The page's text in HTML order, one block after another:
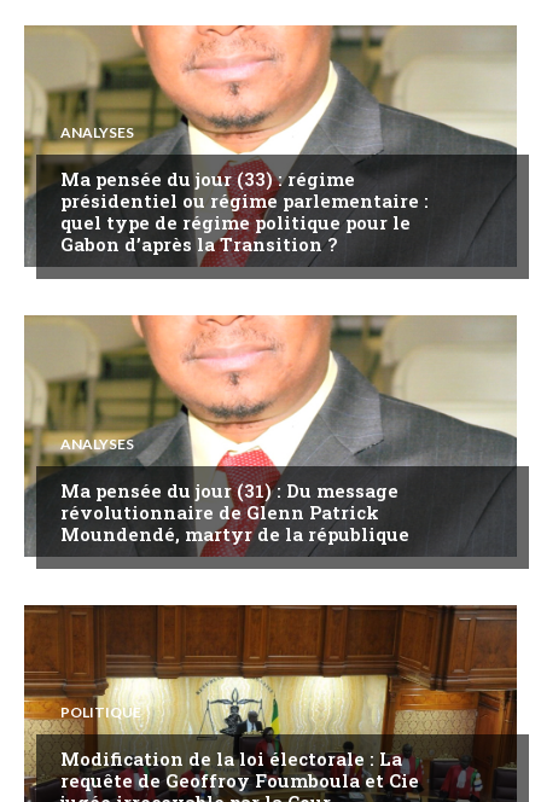
ANALYSES
Ma pensée du jour (33) : régime
présidentiel ou régime parlementaire :
quel type de régime politique pour le
Gabon d’après la Transition ?
ANALYSES
Ma pensée du jour (31) : Du message
révolutionnaire de Glenn Patrick
Moundendé, martyr de la république
POLITIQUE
Modification de la loi électorale : La
requête de Geoffroy Foumboula et Cie